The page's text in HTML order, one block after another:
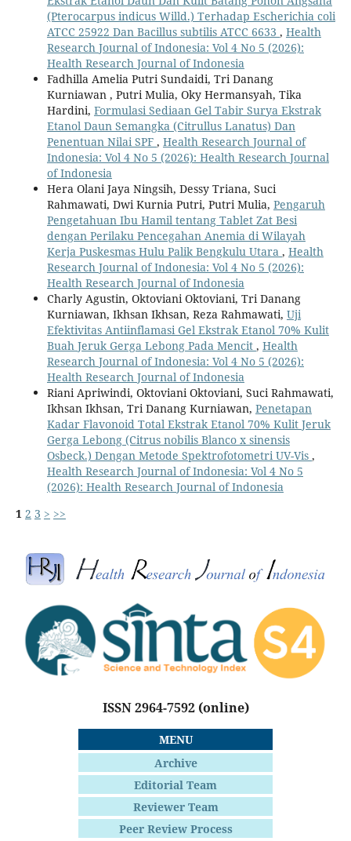
(Pterocarpus indicus Willd.) Terhadap Escherichia coli
ATCC 25922 Dan Bacillus subtilis ATCC 6633 , Health
Research Journal of Indonesia: Vol 4 No 5 (2026):
Health Research Journal of Indonesia
Fadhilla Amelia Putri Sundaidi, Tri Danang
Kurniawan , Putri Mulia, Oky Hermansyah, Tika
Hardini, Formulasi Sediaan Gel Tabir Surya Ekstrak
Etanol Daun Semangka (Citrullus Lanatus) Dan
Penentuan Nilai SPF , Health Research Journal of
Indonesia: Vol 4 No 5 (2026): Health Research Journal
of Indonesia
Hera Olani Jaya Ningsih, Dessy Triana, Suci
Rahmawati, Dwi Kurnia Putri, Putri Mulia, Pengaruh
Pengetahuan Ibu Hamil tentang Tablet Zat Besi
dengan Perilaku Pencegahan Anemia di Wilayah
Kerja Puskesmas Hulu Palik Bengkulu Utara , Health
Research Journal of Indonesia: Vol 4 No 5 (2026):
Health Research Journal of Indonesia
Charly Agustin, Oktoviani Oktoviani, Tri Danang
Kurniawan, Ikhsan Ikhsan, Reza Rahmawati, Uji
Efektivitas Antiinflamasi Gel Ekstrak Etanol 70% Kulit
Buah Jeruk Gerga Lebong Pada Mencit , Health
Research Journal of Indonesia: Vol 4 No 5 (2026):
Health Research Journal of Indonesia
Riani Apriwindi, Oktoviani Oktoviani, Suci Rahmawati,
Ikhsan Ikhsan, Tri Danang Kurniawan, Penetapan
Kadar Flavonoid Total Ekstrak Etanol 70% Kulit Jeruk
Gerga Lebong (Citrus nobilis Blanco x sinensis
Osbeck.) Dengan Metode Spektrofotometri UV-Vis ,
Health Research Journal of Indonesia: Vol 4 No 5
(2026): Health Research Journal of Indonesia
1 2 3 > >>
ISSN 2964-7592(online)
MENU
Archive
Editorial Team
Reviewer Team
Peer Review Process